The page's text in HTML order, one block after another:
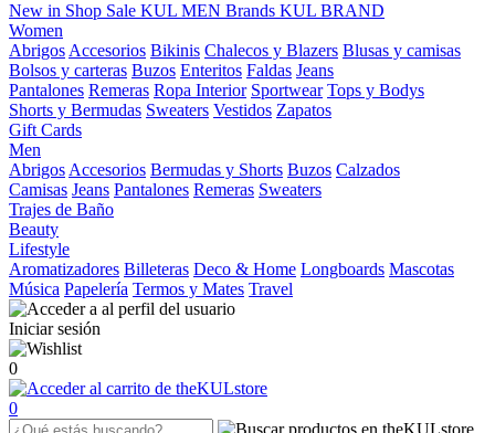
New in Shop Sale KUL MEN Brands KUL BRAND
Women
Abrigos Accesorios Bikinis Chalecos y Blazers Blusas y camisas
Bolsos y carteras Buzos Enteritos Faldas Jeans
Pantalones Remeras Ropa Interior Sportwear Tops y Bodys
Shorts y Bermudas Sweaters Vestidos Zapatos
Gift Cards
Men
Abrigos Accesorios Bermudas y Shorts Buzos Calzados
Camisas Jeans Pantalones Remeras Sweaters
Trajes de Baño
Beauty
Lifestyle
Aromatizadores Billeteras Deco & Home Longboards Mascotas
Música Papelería Termos y Mates Travel
Iniciar sesión
0
0